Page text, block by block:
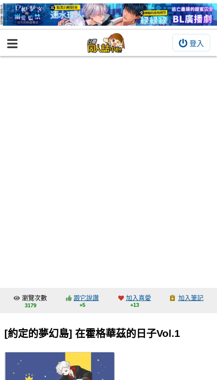
登入
BOOKY書集倉庫
交流中心
會員功能選單
註冊會員
瀏覽次數
3179
跟它說讚
+5
加入喜愛
+13
加入筆記
[約定的夢幻島] 在霍格華茲的日子Vol.1